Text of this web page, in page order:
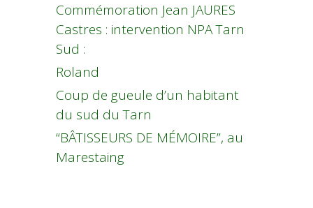
Commémoration Jean JAURES
Castres : intervention NPA Tarn
Sud :
Roland
Coup de gueule d’un habitant
du sud du Tarn
“BÂTISSEURS DE MÉMOIRE”, au
Marestaing